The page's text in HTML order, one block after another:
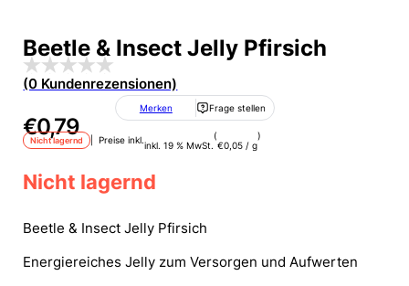
Beetle & Insect Jelly Pfirsich
(0 Kundenrezensionen)
€0,79
Merken Frage stellen
Nicht lagernd | Preise inkl.inkl. 19 % MwSt.
(
€0,05 /g
)
Nicht lagernd
Beetle & Insect Jelly Pfirsich
Energiereiches Jelly zum Versorgen und Aufwerten